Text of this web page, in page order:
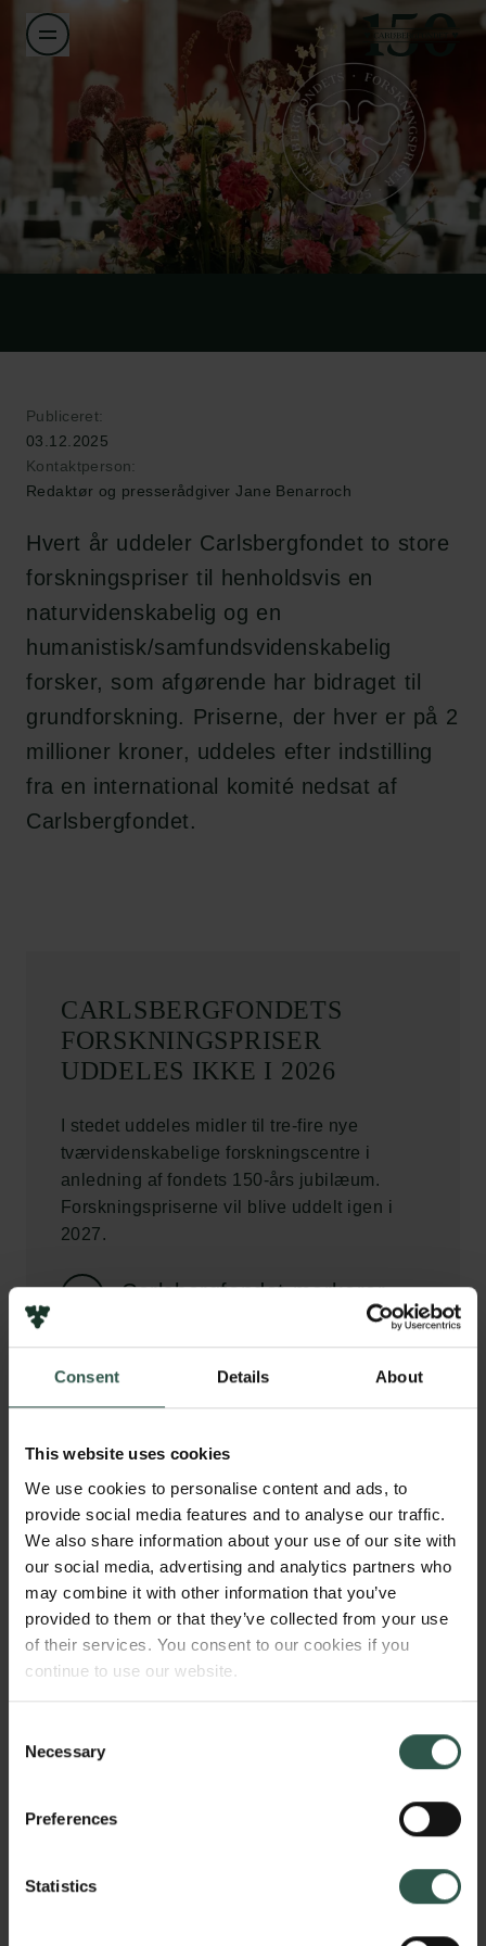
Consent Details About
This website uses cookies
We use cookies to personalise content and ads, to
provide social media features and to analyse our traffic.
We also share information about your use of our site with
our social media, advertising and analytics partners who
may combine it with other information that you’ve
provided to them or that they’ve collected from your use
of their services. You consent to our cookies if you
continue to use our website.
Selection
Necessary
Preferences
Statistics
Publiceret:
03.12.2025
Kontaktperson:
Redaktør og presserådgiver Jane Benarroch
Hvert år uddeler Carlsbergfondet to store
forskningspriser til henholdsvis en
naturvidenskabelig og en
humanistisk/samfundsvidenskabelig
forsker, som afgørende har bidraget til
grundforskning. Priserne, der hver er på 2
millioner kroner, uddeles efter indstilling
fra en international komité nedsat af
CARLSBERGFONDETS
FORSKNINGSPRISER
UDDELES IKKE I 2026
I stedet uddeles midler til tre-fire nye
tværvidenskabelige forskningscentre i
anledning af fondets 150-års jubilæum.
Forskningspriserne vil blive uddelt igen i
2027.
Carlsbergfondet markerer
C
i 2011 i anledning af fondets grundlægger J.C.
Jacobsens 200-årsdag. Priserne, der hver er på 2
million kroner, uddeles hvert år ved fondets
forskningsprisfest i Ny Carlsberg Glyptoteks Festsal
efter indstilling fra en international komité nedsat af
Carlsbergfondet.
Fejring af excellent forskning
har bidraget afgørende til grundforskningen, og som
prismodtager hædres med 2 million kroner. Heraf
gives 1,5 mio. kr. til forskningsaktiviteter, mens
Priserne skal opmuntre til yderligere forskning og